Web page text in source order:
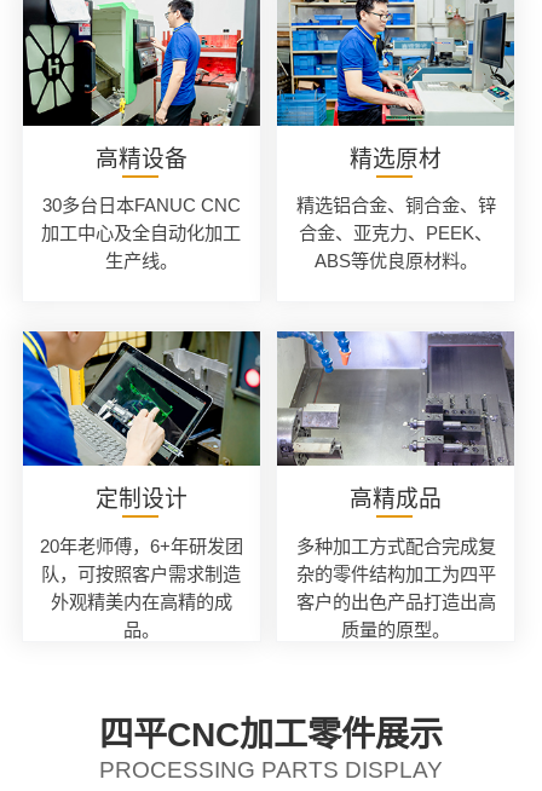
高精设备
30多台日本FANUC CNC
加工中心及全自动化加工
生产线。
精选原材
精选铝合金、铜合金、锌
合金、亚克力、PEEK、
ABS等优良原材料。
定制设计
20年老师傅，6+年研发团
队，可按照客户需求制造
外观精美内在高精的成
品。
高精成品
多种加工方式配合完成复
杂的零件结构加工为四平
客户的出色产品打造出高
质量的原型。
四平CNC加工零件展示
PROCESSING PARTS DISPLAY